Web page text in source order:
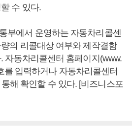
수 있다.
부에서 운영하는 자동차리콜센
의 리콜대상 여부와 제작결함
자동차리콜센터 홈페이지(www.
를 입력하거나 자동차리콜센터
해 확인할 수 있다. [비즈니스포